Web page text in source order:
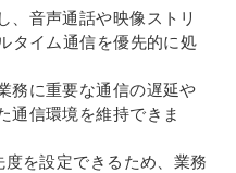
、音声通話や映像ストリ
タイム通信を優先的に処
務に重要な通信の遅延や
通信環境を維持できま
を設定できるため、業務